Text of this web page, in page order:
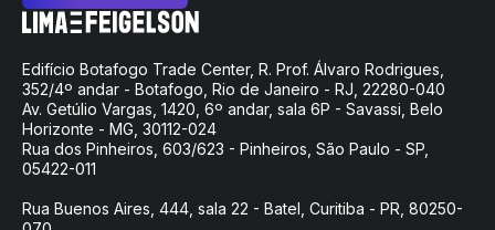
Edifício Botafogo Trade Center, R. Prof. Álvaro Rodrigues,
352/4º andar - Botafogo, Rio de Janeiro - RJ, 22280-040
Av. Getúlio Vargas, 1420, 6º andar, sala 6P - Savassi, Belo
Horizonte - MG, 30112-024
Rua dos Pinheiros, 603/623 - Pinheiros, São Paulo - SP,
05422-011
Rua Buenos Aires, 444, sala 22 - Batel, Curitiba - PR, 80250-